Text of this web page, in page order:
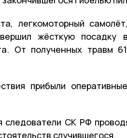
легкомоторный
жёсткую
От полученных травм
прибыли
СК РФ
случившегося.